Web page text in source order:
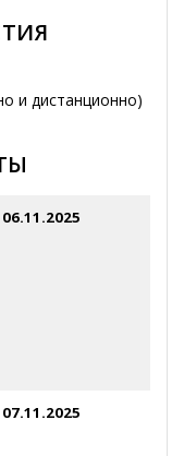
и дистанционно)
06.11.2025
07.11.2025